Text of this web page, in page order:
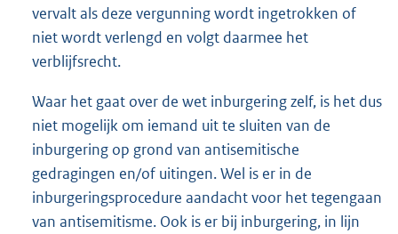
vervalt als deze vergunning wordt ingetrokken of
niet wordt verlengd en volgt daarmee het
verblijfsrecht.
Waar het gaat over de wet inburgering zelf, is het dus
niet mogelijk om iemand uit te sluiten van de
inburgering op grond van antisemitische
gedragingen en/of uitingen. Wel is er in de
inburgeringsprocedure aandacht voor het tegengaan
van antisemitisme. Ook is er bij inburgering, in lijn